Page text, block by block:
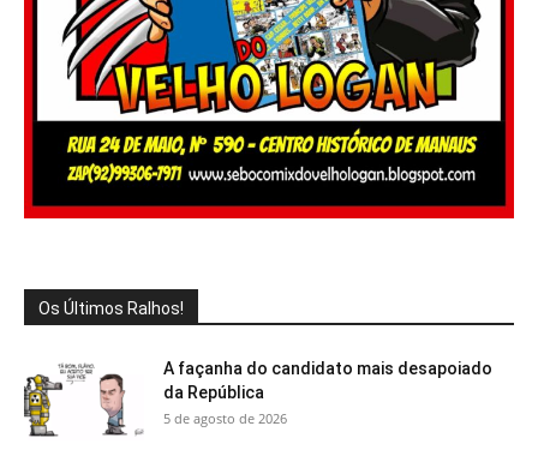
Os Últimos Ralhos!
A façanha do candidato mais desapoiado
da República
5 de agosto de 2026